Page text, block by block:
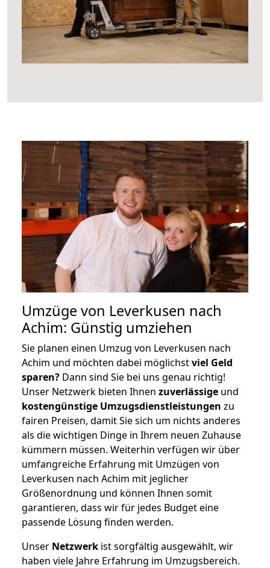
Umzüge von Leverkusen nach
Achim: Günstig umziehen
Sie planen einen Umzug von Leverkusen nach
Achim und möchten dabei möglichstviel Geld
sparen? Dann sind Sie bei uns genau richtig!
Unser Netzwerk bieten Ihnen zuverlässige und
kostengünstige Umzugsdienstleistungen zu
fairen Preisen, damit Sie sich um nichts anderes
als die wichtigen Dinge in Ihrem neuen Zuhause
kümmern müssen. Weiterhin verfügen wir über
umfangreiche Erfahrung mit Umzügen von
Leverkusen nach Achim mit jeglicher
Größenordnung und können Ihnen somit
garantieren, dass wir für jedes Budget eine
passende Lösung finden werden.
Unser Netzwerk ist sorgfältig ausgewählt, wir
haben viele Jahre Erfahrung im Umzugsbereich.